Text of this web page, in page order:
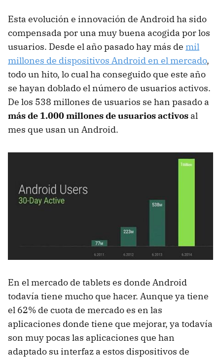
Esta evolución e innovación de Android ha sido
compensada por una muy buena acogida por los
usuarios. Desde el año pasado hay más de mil
millones de dispositivos Android en el mercado,
todo un hito, lo cual ha conseguido que este año
se hayan doblado el número de usuarios activos.
De los 538 millones de usuarios se han pasado a
más de 1.000 millones de usuarios activos al
mes que usan un Android.
En el mercado de tablets es donde Android
todavía tiene mucho que hacer. Aunque ya tiene
el 62% de cuota de mercado es en las
aplicaciones donde tiene que mejorar, ya todavía
son muy pocas las aplicaciones que han
adaptado su interfaz a estos dispositivos de